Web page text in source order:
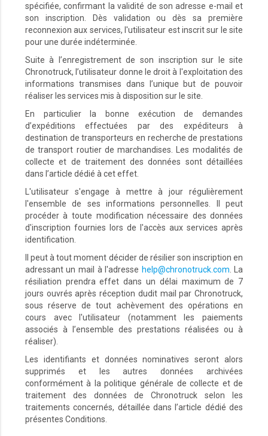
spécifiée, confirmant la validité de son adresse e-mail et
son inscription. Dès validation ou dès sa première
reconnexion aux services, l'utilisateur est inscrit sur le site
pour une durée indéterminée.
Suite à l’enregistrement de son inscription sur le site
Chronotruck, l’utilisateur donne le droit à l'exploitation des
informations transmises dans l’unique but de pouvoir
réaliser les services mis à disposition sur le site.
En particulier la bonne exécution de demandes
d’expéditions effectuées par des expéditeurs à
destination de transporteurs en recherche de prestations
de transport routier de marchandises. Les modalités de
collecte et de traitement des données sont détaillées
dans l’article dédié à cet effet.
L'utilisateur s'engage à mettre à jour régulièrement
l'ensemble de ses informations personnelles. Il peut
procéder à toute modification nécessaire des données
d'inscription fournies lors de l'accès aux services après
identification.
Il peut à tout moment décider de résilier son inscription en
adressant un mail à l'adresse help@chronotruck.com . La
résiliation prendra effet dans un délai maximum de 7
jours ouvrés après réception dudit mail par Chronotruck,
sous réserve de tout achèvement des opérations en
cours avec l'utilisateur (notamment les paiements
associés à l’ensemble des prestations réalisées ou à
réaliser).
Les identifiants et données nominatives seront alors
supprimés et les autres données archivées
conformément à la politique générale de collecte et de
traitement des données de Chronotruck selon les
traitements concernés, détaillée dans l’article dédié des
présentes Conditions.